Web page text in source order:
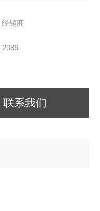
经销商
2086
联系我们